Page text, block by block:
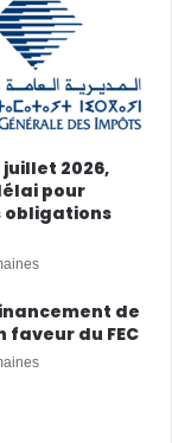
juillet 2026,
pour
obligations
de
faveur du FEC